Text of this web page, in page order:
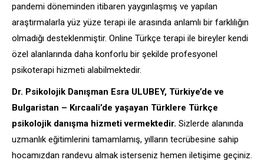
pandemi döneminden itibaren yaygınlaşmış ve yapılan
araştırmalarla yüz yüze terapi ile arasında anlamlı bir farklılığın
olmadığı desteklenmiştir. Online Türkçe terapi ile bireyler kendi
özel alanlarında daha konforlu bir şekilde profesyonel
psikoterapi hizmeti alabilmektedir.
Dr. Psikolojik Danışman Esra ULUBEY, Türkiye’de ve
Bulgaristan – Kırcaali’de yaşayan Türklere Türkçe
psikolojik danışma hizmeti vermektedir. Sizlerde alanında
uzmanlık eğitimlerini tamamlamış, yılların tecrübesine sahip
hocamızdan randevu almak isterseniz hemen iletişime geçiniz.